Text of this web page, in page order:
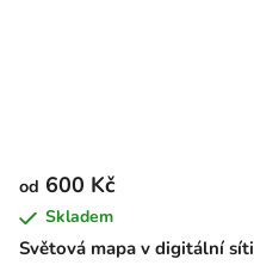
Světová mapa v digitální síti
od 600 Kč
Skladem